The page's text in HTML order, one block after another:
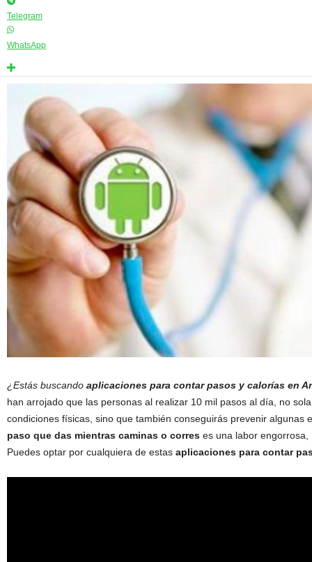
Telegram
WhatsApp
¿Estás buscando aplicaciones para contar pasos y calorías en
han arrojado que las personas al realizar 10 mil pasos al día, no
condiciones físicas, sino que también conseguirás prevenir algunas
paso que das mientras caminas o corres es una labor
Puedes optar por cualquiera de estas aplicaciones para contar